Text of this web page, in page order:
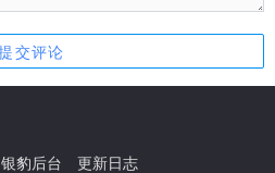
银豹后台 更新日志